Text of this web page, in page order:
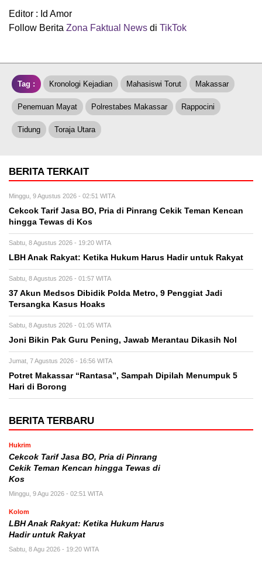
Editor : Id Amor
Follow Berita Zona Faktual News di TikTok
Tag : Kronologi Kejadian Mahasiswi Torut Makassar
Penemuan Mayat Polrestabes Makassar Rappocini
Tidung Toraja Utara
BERITA TERKAIT
Minggu, 9 Agustus 2026 - 02:51 WITA
Cekcok Tarif Jasa BO, Pria di Pinrang Cekik Teman Kencan
hingga Tewas di Kos
Sabtu, 8 Agustus 2026 - 19:20 WITA
LBH Anak Rakyat: Ketika Hukum Harus Hadir untuk Rakyat
Sabtu, 8 Agustus 2026 - 01:57 WITA
37 Akun Medsos Dibidik Polda Metro, 9 Penggiat Jadi
Tersangka Kasus Hoaks
Sabtu, 8 Agustus 2026 - 01:05 WITA
Joni Bikin Pak Guru Pening, Jawab Merantau Dikasih Nol
Jumat, 7 Agustus 2026 - 16:56 WITA
Potret Makassar “Rantasa”, Sampah Dipilah Menumpuk 5
Hari di Borong
BERITA TERBARU
Hukrim
Cekcok Tarif Jasa BO, Pria di Pinrang
Cekik Teman Kencan hingga Tewas di
Kos
Minggu, 9 Agu 2026 - 02:51 WITA
Kolom
LBH Anak Rakyat: Ketika Hukum Harus
Hadir untuk Rakyat
Sabtu, 8 Agu 2026 - 19:20 WITA